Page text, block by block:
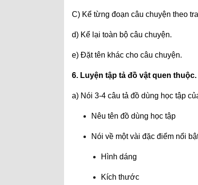
C) Kể từng đoạn câu chuyện theo
d) Kể lại toàn bộ câu chuyện.
e) Đặt tên khác cho câu chuyện.
6. Luyện tập tả đồ vật quen thuộc.
a) Nói 3-4 câu tả đồ dùng học tập
Nêu tên đồ dùng học tập
Nói về một vài đặc điểm nổi
Hình dáng
Kích thước